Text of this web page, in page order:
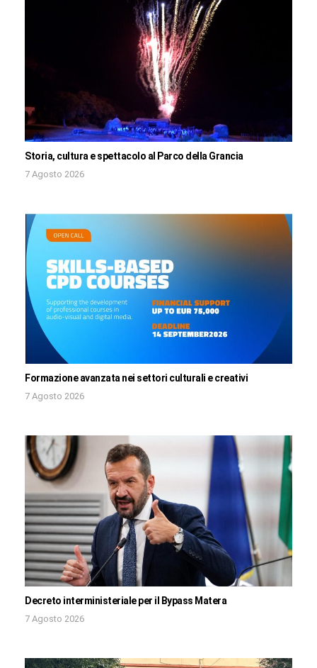
Storia, cultura e spettacolo al Parco della Grancia
7 Agosto 2026
Formazione avanzata nei settori culturali e creativi
7 Agosto 2026
Decreto interministeriale per il Bypass Matera
7 Agosto 2026